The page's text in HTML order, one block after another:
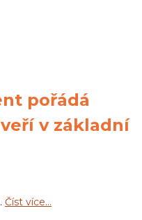
pořádá
v základní
Číst více…